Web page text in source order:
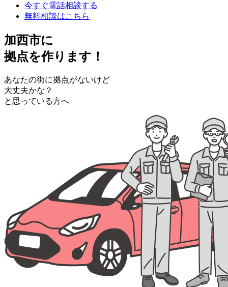
今すぐ電話相談する
無料相談はこちら
加西市に
拠点を作ります！
あなたの街に拠点がないけど
大丈夫かな？
と思っている方へ